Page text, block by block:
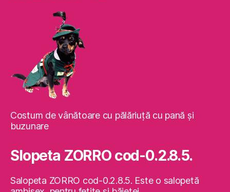
Costum de vânătoare cu pălăriuţă cu pană şi
buzunare
Slopeta ZORRO cod-0.2.8.5.
Salopeta ZORRO cod-0.2.8.5. Este o salopetă